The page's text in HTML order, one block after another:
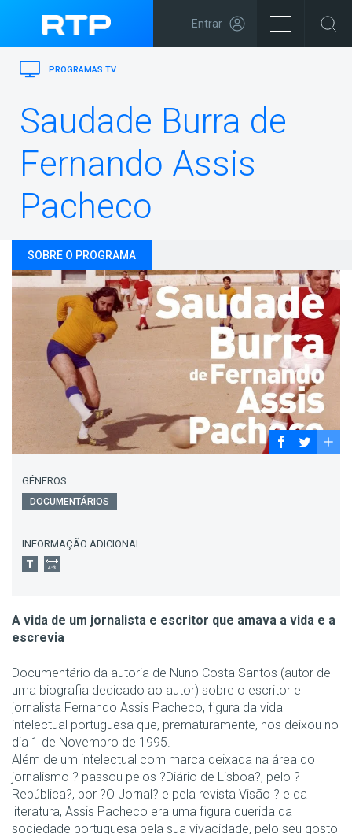
Entrar
PROGRAMAS TV
Saudade Burra de
Fernando Assis
Pacheco
SOBRE O PROGRAMA
GÉNEROS
DOCUMENTÁRIOS
INFORMAÇÃO ADICIONAL
A vida de um jornalista e escritor que amava a vida e a
escrevia
Documentário da autoria de Nuno Costa Santos (autor de
uma biografia dedicado ao autor) sobre o escritor e
jornalista Fernando Assis Pacheco, figura da vida
intelectual portuguesa que, prematuramente, nos deixou no
dia 1 de Novembro de 1995.
Além de um intelectual com marca deixada na área do
jornalismo ? passou pelos ?Diário de Lisboa?, pelo ?
República?, por ?O Jornal? e pela revista Visão ? e da
literatura, Assis Pacheco era uma figura querida da
sociedade portuguesa pela sua vivacidade, pelo seu gosto